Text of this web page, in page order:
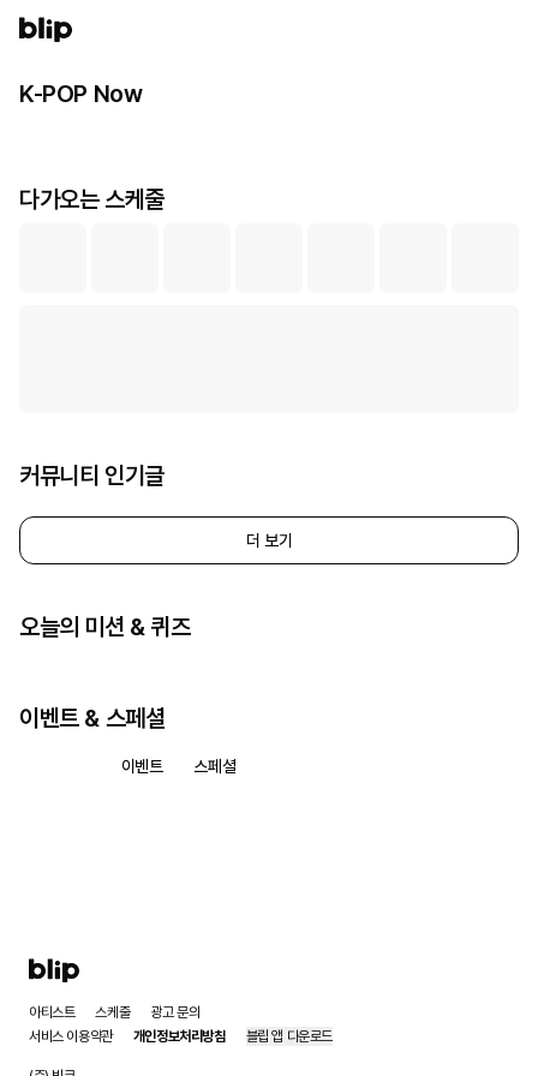
K-POP Now
다가오는 스케줄
커뮤니티 인기글
더 보기
오늘의 미션 & 퀴즈
이벤트 & 스페셜
이벤트 스페셜
아티스트 스케줄
광고 문의
서비스 이용약관
개인정보처리방침 블립 앱 다운로드